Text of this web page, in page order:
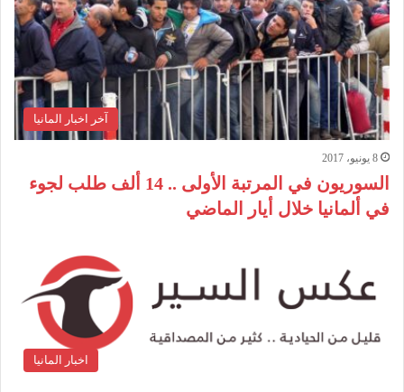
آخر اخبار المانيا
8 يونيو، 2017
السوريون في المرتبة الأولى .. 14 ألف طلب لجوء
في ألمانيا خلال أيار الماضي
اخبار المانيا